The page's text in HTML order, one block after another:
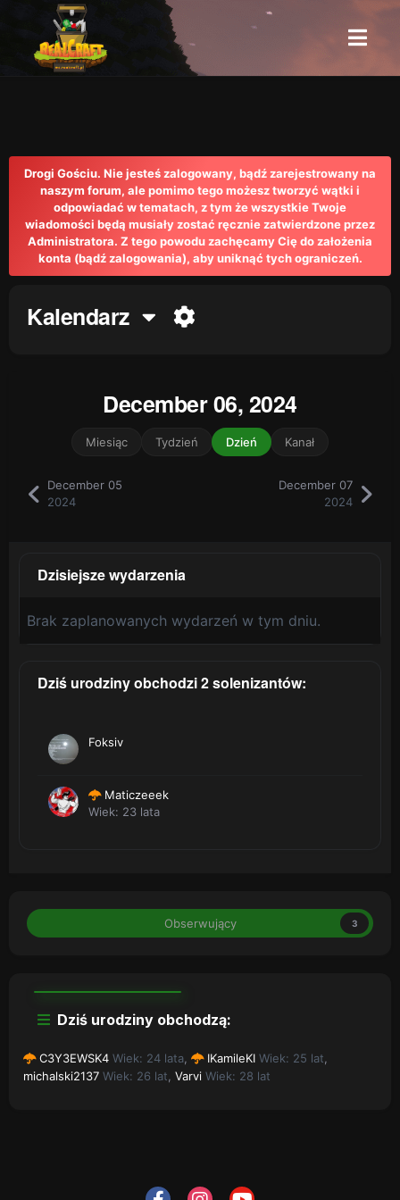
Drogi Gościu. Nie jesteś zalogowany, bądź zarejestrowany na
naszym forum, ale pomimo tego możesz tworzyć wątki i
odpowiadać w tematach, z tym że wszystkie Twoje
wiadomości będą musiały zostać ręcznie zatwierdzone przez
Administratora. Z tego powodu zachęcamy Cię do założenia
konta (bądź zalogowania), aby uniknąć tych ograniczeń.
Kalendarz
December 05
2024
December 06, 2024
Miesiąc Tydzień Dzień Kanał
December 07
2024
Dzisiejsze wydarzenia
Brak zaplanowanych wydarzeń w tym dniu.
Dziś urodziny obchodzi 2 solenizantów:
Foksiv
Maticzeeek
Wiek: 23 lata
Obserwujący 3
Dziś urodziny obchodzą:
C3Y3EWSK4 Wiek: 24 lata IKamileKI Wiek: 25 lat
michalski2137 Wiek: 26 lat Varvi Wiek: 28 lat